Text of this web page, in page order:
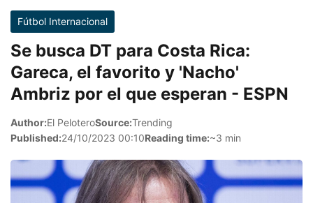
Fútbol Internacional
Se busca DT para Costa Rica:
Gareca, el favorito y 'Nacho'
Ambriz por el que esperan - ESPN
Author:El PeloteroSource:Trending
Published:24/10/2023 00:10Reading time:~3 min